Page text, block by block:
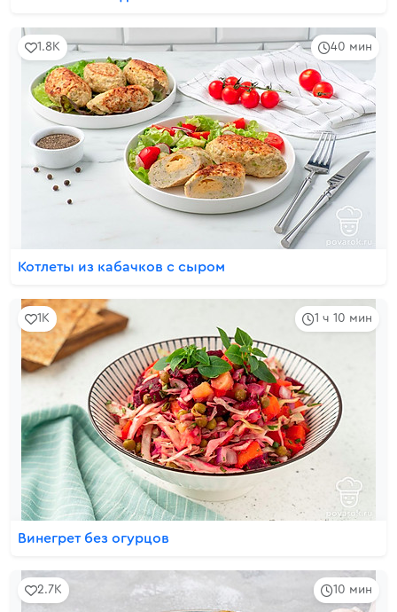
40 мин
1.8K
Котлеты из кабачков с сыром
1 ч 10 мин
1K
Винегрет без огурцов
10 мин
2.7K